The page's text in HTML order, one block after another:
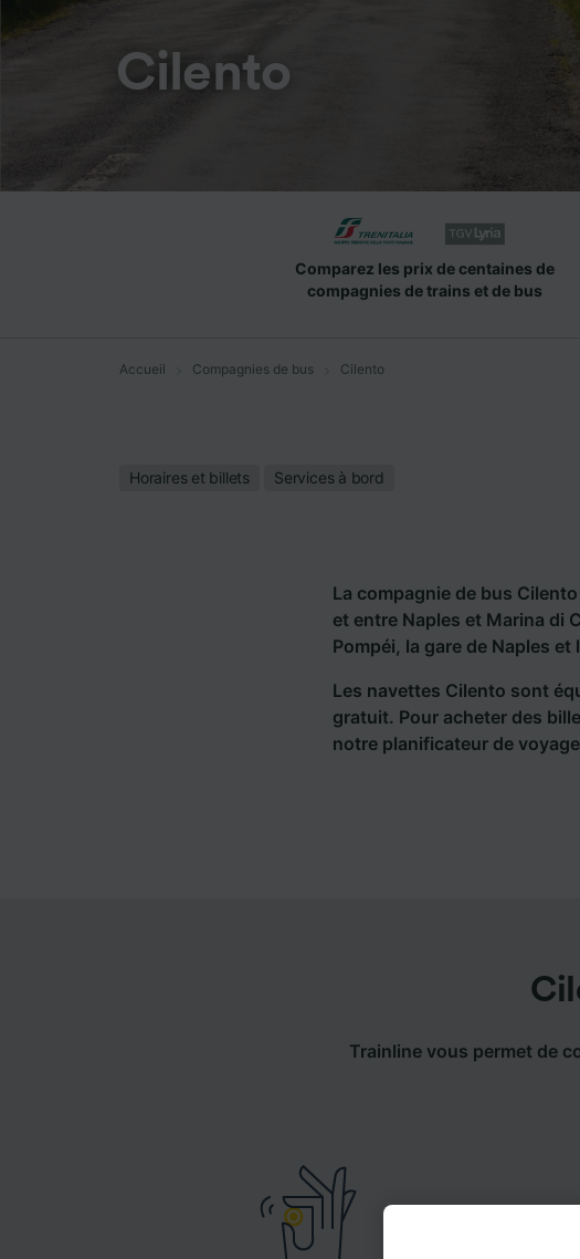
Cilento
Comparez les prix de centaines de
compagnies de trains et de bus
Accueil Compagnies de bus Cilento
Horaires et billets Services à bord
La compagnie de bus
et entre Naples et Marina di
Pompéi, la gare de Naples
Les navettes Cilento sont
gratuit. Pour acheter des
notre planificateur de
Trainline vous permet de